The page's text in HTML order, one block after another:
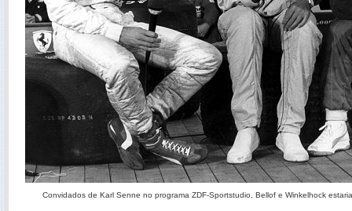
Convidados de Karl Senne no programa ZDF-Sportstudio, Bellof e Winkelhock